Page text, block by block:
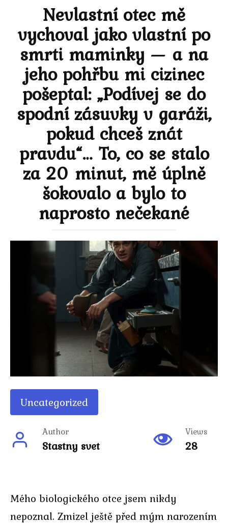
Nevlastní otec mě
vychoval jako vlastní po
smrti maminky — a na
jeho pohřbu mi cizinec
pošeptal: „Podívej se do
spodní zásuvky v garáži,
pokud chceš znát
pravdu“… To, co se stalo
za 20 minut, mě úplně
šokovalo a bylo to
naprosto nečekané
Uncategorized
Author
Stastny svet
Views
28
Mého biologického otce jsem nikdy
nepoznal. Zmizel ještě před mým narozením